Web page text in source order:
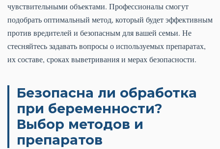
чувствительными объектами. Профессионалы смогут
подобрать оптимальный метод, который будет эффективным
против вредителей и безопасным для вашей семьи. Не
стесняйтесь задавать вопросы о используемых препаратах,
их составе, сроках выветривания и мерах безопасности.
Безопасна ли обработка
при беременности?
Выбор методов и
препаратов